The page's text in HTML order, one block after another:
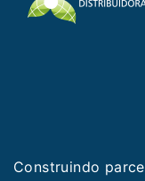
Construindo